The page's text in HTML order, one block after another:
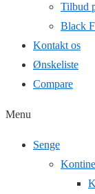
Tilbud
Black
Kontakt os
Ønskeliste
Compare
Menu
Senge